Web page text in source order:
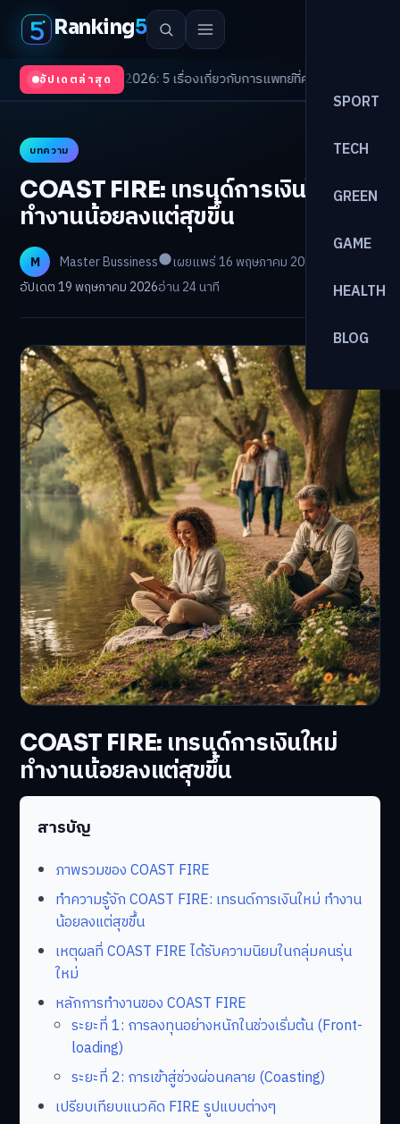
Ranking5
SPORT
TECH
GREEN
GAME
HEALTH
BLOG
อัปเดตล่าสุด
2026: 5 เรื่องเกี่ยวกับการแพทย์ที่ควรรู้/ดอกเบี้ยขาขึ้นรอบใหม่! จั
บทความ
COAST FIRE: เทรนด์การเงินใหม่
ทำงานน้อยลงแต่สุขขึ้น
M Master Bussiness
เผยแพร่ 16 พฤษภาคม 2026
อัปเดต 19 พฤษภาคม 2026อ่าน 24 นาที
COAST FIRE: เทรนด์การเงินใหม่
ทำงานน้อยลงแต่สุขขึ้น
สารบัญ
ภาพรวมของ COAST FIRE
ทำความรู้จัก COAST FIRE: เทรนด์การเงินใหม่ ทำงาน
น้อยลงแต่สุขขึ้น
เหตุผลที่ COAST FIRE ได้รับความนิยมในกลุ่มคนรุ่น
ใหม่
หลักการทำงานของ COAST FIRE
ระยะที่ 1: การลงทุนอย่างหนักในช่วงเริ่มต้น (Front-
loading)
ระยะที่ 2: การเข้าสู่ช่วงผ่อนคลาย (Coasting)
เปรียบเทียบแนวคิด FIRE รูปแบบต่างๆ